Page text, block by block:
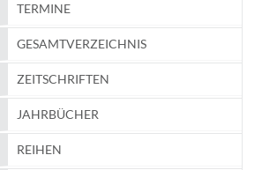
TERMINE
GESAMTVERZEICHNIS
ZEITSCHRIFTEN
JAHRBÜCHER
REIHEN